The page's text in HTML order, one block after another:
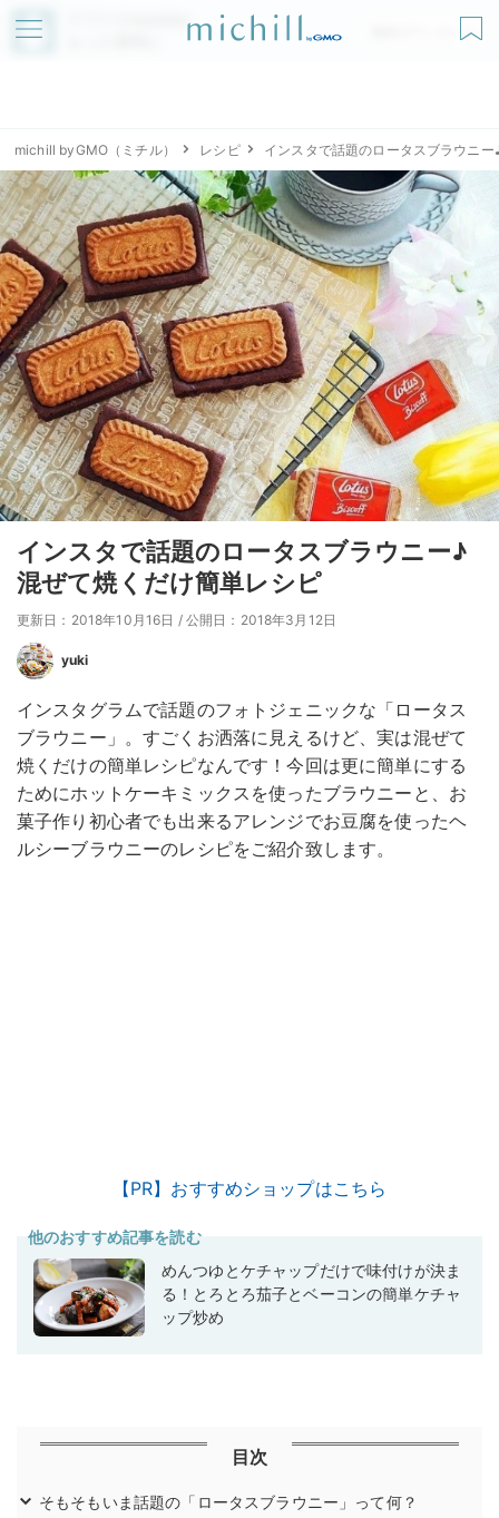
アプリでmichillが
無料ダウンロード
michill byGMO（ミチル） レシピ インスタで話題のロータスブラウニ
インスタで話題のロータスブラウニー♪
混ぜて焼くだけ簡単レシピ
更新日：2018年10月16日 / 公開日：2018年3月12日
yuki
インスタグラムで話題のフォトジェニックな「ロータス
ブラウニー」。すごくお洒落に見えるけど、実は混ぜて
焼くだけの簡単レシピなんです！今回は更に簡単にする
ためにホットケーキミックスを使ったブラウニーと、お
菓子作り初心者でも出来るアレンジでお豆腐を使ったヘ
ルシーブラウニーのレシピをご紹介致します。
【PR】おすすめショップはこちら
他のおすすめ記事を読む
めんつゆとケチャップだけで味付けが決ま
る！とろとろ茄子とベーコンの簡単ケチャ
ップ炒め
目次
そもそもいま話題の「ロータスブラウニー」って何？